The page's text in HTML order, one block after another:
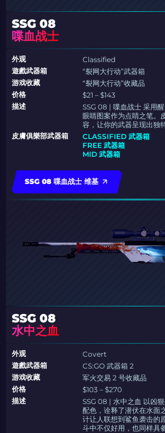
SSG 08
喋血战士
外观
Classified
遊戲武器箱
“裂网大行动”武器箱
游戏收藏
“裂网大行动”收藏品
价格
$21 – $143
描述
SSG 08 | 喋血战士 采用
眼睛图案作为点睛之笔。
容，让你的武器呈现出独
皮膚俱樂部武器箱
CLASSIFIED 武器箱
FREE 武器箱
MID 武器箱
SSG 08 喋血战士 维基
SSG 08
水中之血
外观
Covert
遊戲武器箱
CS:GO 武器箱 2
游戏收藏
军火交易 2 号收藏品
价格
$103 – $270
描述
SSG 08 | 水中之血 以凶
配色，诠释了潜伏在水面
计让人联想到鲨鱼袭击的
斗中不仅好用，也同样具